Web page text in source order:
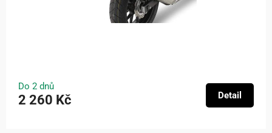
Do 2 dnů
2 260 Kč Detail